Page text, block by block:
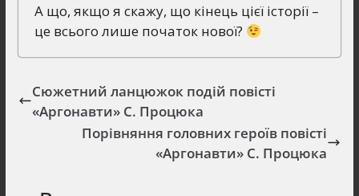
А що, якщо я скажу, що кінець цієї історії –
це всього лише початок нової?
Сюжетний ланцюжок подій повісті
«Аргонавти» С. Процюка
Порівняння головних героїв повісті
«Аргонавти» С. Процюка